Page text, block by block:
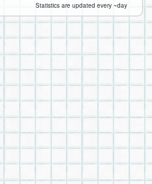
Statistics are updated every ~day